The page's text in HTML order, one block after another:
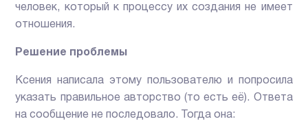
человек, который к процессу их создания не имеет
отношения.
Решение проблемы
Ксения написала этому пользователю и попросила
указать правильное авторство (то есть её). Ответа
на сообщение не последовало. Тогда она: